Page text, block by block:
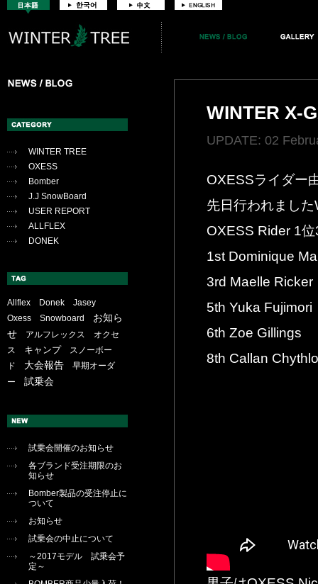
WINTER TREE
OXESS
Bomber
J.J SnowBoard
USER REPORT
ALLFLEX
DONEK
Allflex Donek
Jasey
Oxess
Snowboard
お知ら
せ
アルフレックス
オクセ
ス
キャンプ
スノーボー
ド
大会報告
早期オーダ
ー
試乗会
試乗会開催のお知らせ
各ブランド受注期限のお
知らせ
Bomber製品の受注停止に
ついて
お知らせ
試乗会の中止について
～2017モデル 試乗会予
定～
WINTER X-
UPDATE: 02
OXESSライダー
先日行われまし
OXESS Rider 1
1st Dominique
3rd Maelle Ricker
5th Yuka Fujimori
6th Zoe Gillings
8th Callan